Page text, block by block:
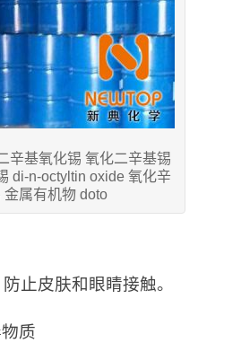
辛基氧化锡 氧化二辛基锡
di-n-octyltin oxide 氧化辛
金属有机物 doto
止皮肤和眼睛接触。
质